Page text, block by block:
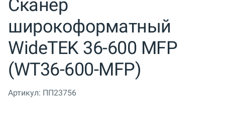
Сканер
широкоформатный
WideTEK 36-600 MFP
(WT36-600-MFP)
Артикул: ПП23756